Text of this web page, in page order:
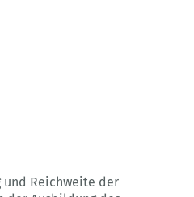
und Reichweite der